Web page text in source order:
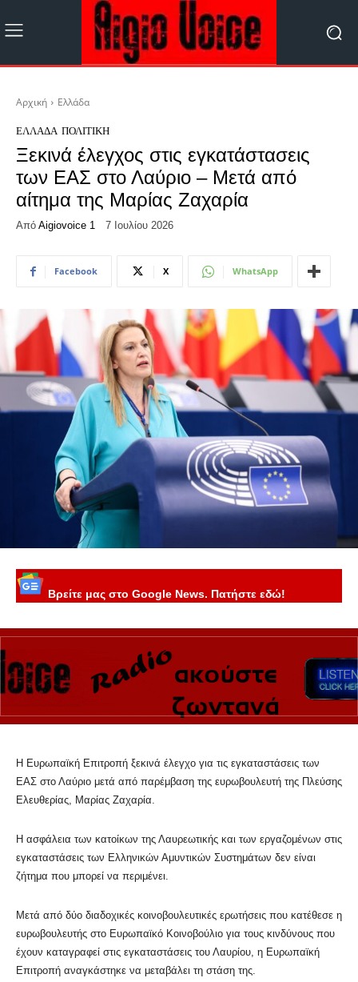
Αρχική Ελλάδα
ΕΛΛΆΔΑ ΠΟΛΙΤΙΚΉ
Ξεκινά έλεγχος στις εγκατάστασεις
των ΕΑΣ στο Λαύριο – Μετά από
αίτημα της Μαρίας Ζαχαρία
Από Aigiovoice 1 7 Ιουλίου 2026
Facebook X WhatsApp
Βρείτε μας στο Google News. Πατήστε εδώ!
Η Ευρωπαϊκή Επιτροπή ξεκινά έλεγχο για τις εγκαταστάσεις των
ΕΑΣ στο Λαύριο μετά από παρέμβαση της ευρωβουλευτή της Πλεύσης
Ελευθερίας, Μαρίας Ζαχαρία.
Η ασφάλεια των κατοίκων της Λαυρεωτικής και των εργαζομένων στις
εγκαταστάσεις των Ελληνικών Αμυντικών Συστημάτων δεν είναι
ζήτημα που μπορεί να περιμένει.
Μετά από δύο διαδοχικές κοινοβουλευτικές ερωτήσεις που κατέθεσε η
ευρωβουλευτής στο Ευρωπαϊκό Κοινοβούλιο για τους κινδύνους που
έχουν καταγραφεί στις εγκαταστάσεις του Λαυρίου, η Ευρωπαϊκή
Επιτροπή αναγκάστηκε να μεταβάλει τη στάση της.